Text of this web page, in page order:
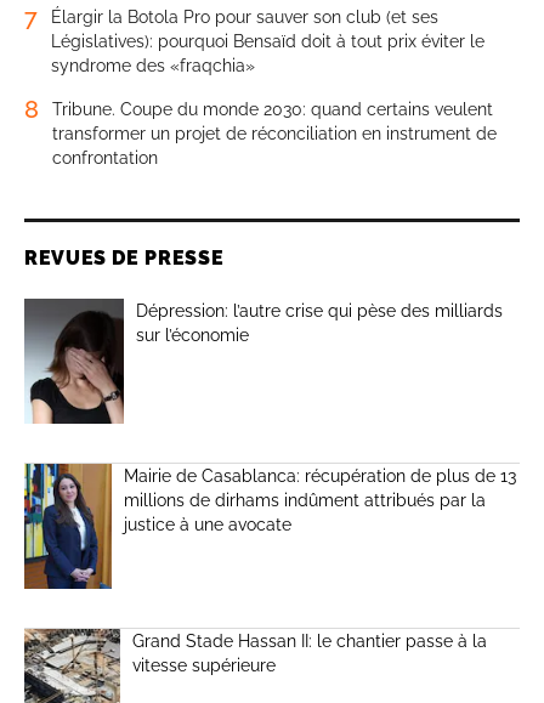
7
Élargir la Botola Pro pour sauver son club (et ses
Législatives): pourquoi Bensaïd doit à tout prix éviter le
syndrome des «fraqchia»
8
Tribune. Coupe du monde 2030: quand certains veulent
transformer un projet de réconciliation en instrument de
confrontation
REVUES DE PRESSE
Dépression: l’autre crise qui pèse des milliards
sur l’économie
Mairie de Casablanca: récupération de plus de 13
millions de dirhams indûment attribués par la
justice à une avocate
Grand Stade Hassan II: le chantier passe à la
vitesse supérieure